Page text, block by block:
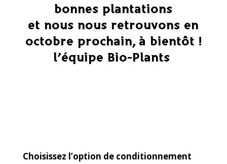
bonnes plantations
et nous nous retrouvons en
octobre prochain, à bientôt !
l’équipe Bio-Plants
Choisissez l’option de conditionnement